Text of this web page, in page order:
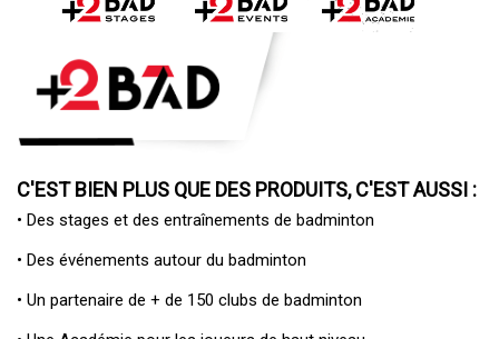
C'EST BIEN PLUS QUE DES PRODUITS, C'EST AUSSI :
• Des stages et des entraînements de badminton
• Des événements autour du badminton
• Un partenaire de + de 150 clubs de badminton